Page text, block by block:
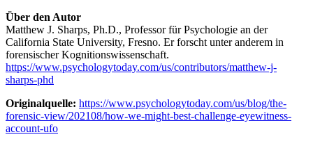
Über den Autor
Matthew J. Sharps, Ph.D., Professor für Psychologie an der
California State University, Fresno. Er forscht unter anderem in
forensischer Kognitionswissenschaft.
https://www.psychologytoday.com/us/contributors/matthew-j-
sharps-phd
Originalquelle: https://www.psychologytoday.com/us/blog/the-
forensic-view/202108/how-we-might-best-challenge-eyewitness-
account-ufo